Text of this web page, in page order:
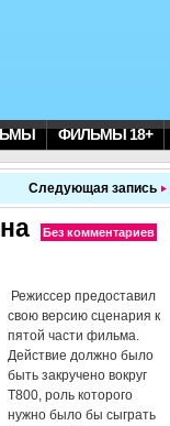
ФИЛЬМЫ 18+
Следующая запись
Без комментариев
Режиссер предоставил
свою версию сценария к
пятой части фильма.
Действие должно было
быть закручено вокруг
Т800, роль которого
нужно было бы сыграть